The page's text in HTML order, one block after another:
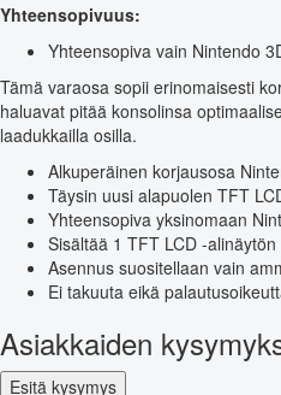
Yhteensopivuus:
Yhteensopiva vain Nintendo
Tämä varaosa sopii erinomaisesti
haluavat pitää konsolinsa
laadukkailla osilla.
Alkuperäinen korjausosa
Täysin uusi alapuolen TFT
Yhteensopiva yksinomaan
Sisältää 1 TFT LCD -alinäytön
Asennus suositellaan vain
Ei takuuta eikä
Asiakkaiden
Esitä kysymys